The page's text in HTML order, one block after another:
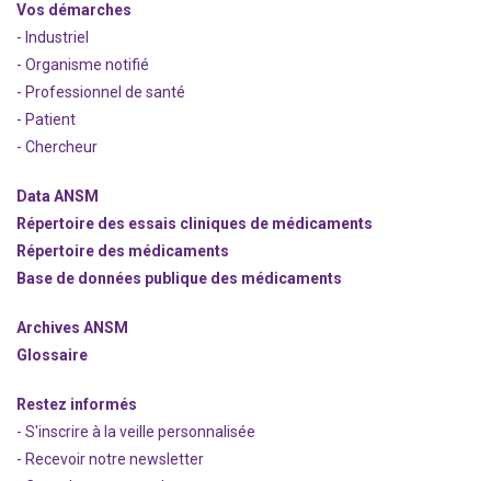
Vos démarches
- Industriel
- Organisme notifié
- Professionnel de santé
- Patient
- Chercheur
Data ANSM
Répertoire des essais cliniques de médicaments
Répertoire des médicaments
Base de données publique des médicaments
Archives ANSM
Glossaire
Restez informés
- S'inscrire à la veille personnalisée
- Recevoir notre newsletter